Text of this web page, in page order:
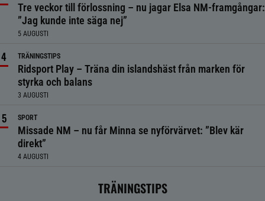
Tre veckor till förlossning – nu jagar Elsa NM-framgångar:
”Jag kunde inte säga nej”
5 AUGUSTI
TRÄNINGSTIPS
Ridsport Play – Träna din islandshäst från marken för
styrka och balans
3 AUGUSTI
SPORT
Missade NM – nu får Minna se nyförvärvet: ”Blev kär
direkt”
4 AUGUSTI
TRÄNINGSTIPS